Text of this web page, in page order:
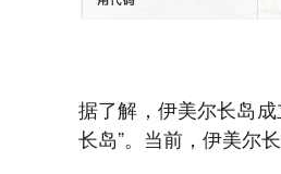
据了解，伊美尔长岛
长岛”。当前，伊美尔